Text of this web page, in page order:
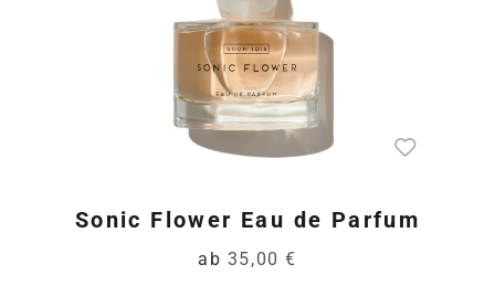
Sonic Flower Eau de Parfum
ab 35,00 €